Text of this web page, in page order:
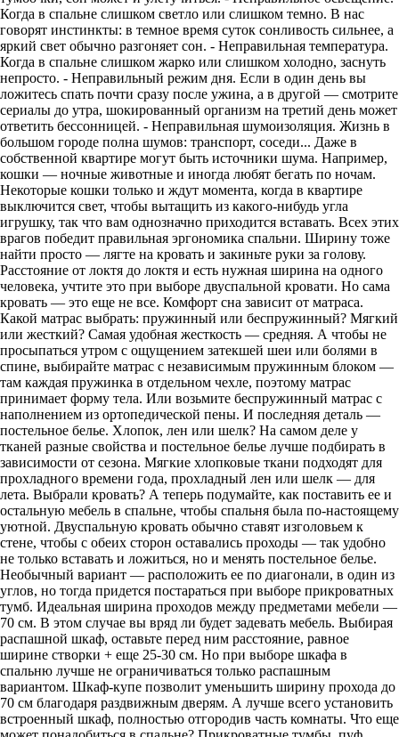
Когда в спальне слишком светло или слишком темно. В нас
говорят инстинкты: в темное время суток сонливость сильнее, а
яркий свет обычно разгоняет сон. - Неправильная температура.
Когда в спальне слишком жарко или слишком холодно, заснуть
непросто. - Неправильный режим дня. Если в один день вы
ложитесь спать почти сразу после ужина, а в другой — смотрите
сериалы до утра, шокированный организм на третий день может
ответить бессонницей. - Неправильная шумоизоляция. Жизнь в
большом городе полна шумов: транспорт, соседи... Даже в
собственной квартире могут быть источники шума. Например,
кошки — ночные животные и иногда любят бегать по ночам.
Некоторые кошки только и ждут момента, когда в квартире
выключится свет, чтобы вытащить из какого-нибудь угла
игрушку, так что вам однозначно приходится вставать. Всех этих
врагов победит правильная эргономика спальни. Ширину тоже
найти просто — лягте на кровать и закиньте руки за голову.
Расстояние от локтя до локтя и есть нужная ширина на одного
человека, учтите это при выборе двуспальной кровати. Но сама
кровать — это еще не все. Комфорт сна зависит от матраса.
Какой матрас выбрать: пружинный или беспружинный? Мягкий
или жесткий? Самая удобная жесткость — средняя. А чтобы не
просыпаться утром с ощущением затекшей шеи или болями в
спине, выбирайте матрас с независимым пружинным блоком —
там каждая пружинка в отдельном чехле, поэтому матрас
принимает форму тела. Или возьмите беспружинный матрас с
наполнением из ортопедической пены. И последняя деталь —
постельное белье. Хлопок, лен или шелк? На самом деле у
тканей разные свойства и постельное белье лучше подбирать в
зависимости от сезона. Мягкие хлопковые ткани подходят для
прохладного времени года, прохладный лен или шелк — для
лета. Выбрали кровать? А теперь подумайте, как поставить ее и
остальную мебель в спальне, чтобы спальня была по-настоящему
уютной. Двуспальную кровать обычно ставят изголовьем к
стене, чтобы с обеих сторон оставались проходы — так удобно
не только вставать и ложиться, но и менять постельное белье.
Необычный вариант — расположить ее по диагонали, в один из
углов, но тогда придется постараться при выборе прикроватных
тумб. Идеальная ширина проходов между предметами мебели —
70 см. В этом случае вы вряд ли будет задевать мебель. Выбирая
распашной шкаф, оставьте перед ним расстояние, равное
ширине створки + еще 25-30 см. Но при выборе шкафа в
спальню лучше не ограничиваться только распашным
вариантом. Шкаф-купе позволит уменьшить ширину прохода до
70 см благодаря раздвижным дверям. А лучше всего установить
встроенный шкаф, полностью отгородив часть комнаты. Что еще